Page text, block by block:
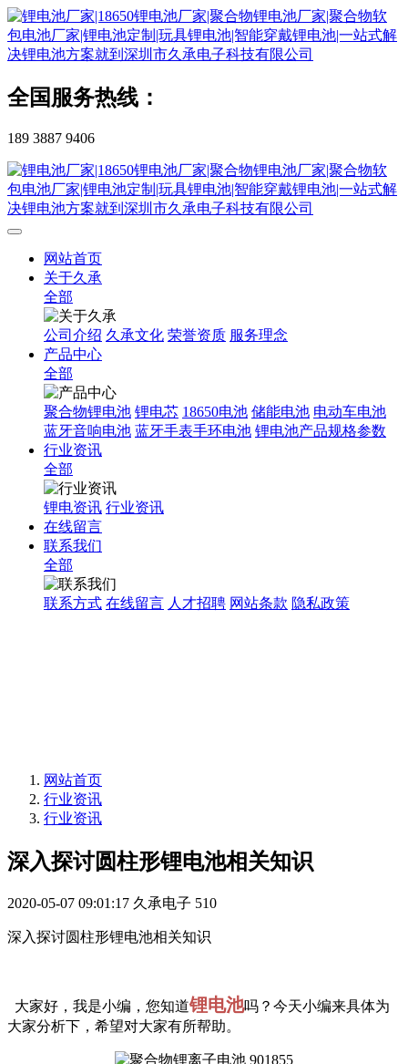
全国服务热线：
189 3887 9406
网站首页
关于久承
全部
公司介绍 久承文化 荣誉资质 服务理念
产品中心
全部
聚合物锂电池 锂电芯 18650电池 储能电池 电动车电池
蓝牙音响电池 蓝牙手表手环电池 锂电池产品规格参数
行业资讯
全部
锂电资讯 行业资讯
在线留言
联系我们
全部
联系方式 在线留言 人才招聘 网站条款 隐私政策
网站首页
行业资讯
行业资讯
深入探讨圆柱形锂电池相关知识
2020-05-07 09:01:17 久承电子 510
深入探讨圆柱形锂电池相关知识
大家好，我是小编，您知道锂电池吗？今天小编来具体为
大家分析下，希望对大家有所帮助。